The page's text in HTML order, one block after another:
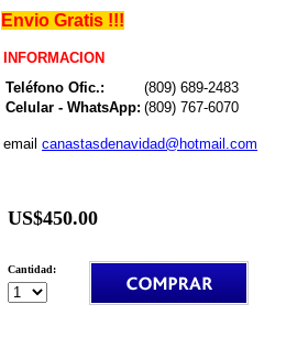
Envio Gratis !!!
INFORMACION
Teléfono Ofic.:
(809) 689-2483
Celular - WhatsApp: (809) 767-6070
email canastasdenavidad@hotmail.com
US$450.00
Cantidad: